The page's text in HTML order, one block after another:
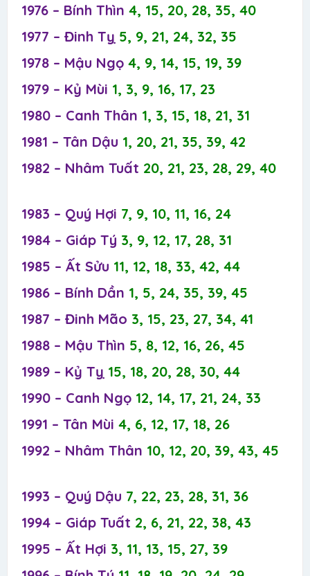
1976 – Bính Thìn 4, 15, 20, 28, 35, 40
1977 – Đinh Tỵ 5, 9, 21, 24, 32, 35
1978 – Mậu Ngọ 4, 9, 14, 15, 19, 39
1979 – Kỷ Mùi 1, 3, 9, 16, 17, 23
1980 – Canh Thân 1, 3, 15, 18, 21, 31
1981 – Tân Dậu 1, 20, 21, 35, 39, 42
1982 – Nhâm Tuất 20, 21, 23, 28, 29, 40
1983 – Quý Hợi 7, 9, 10, 11, 16, 24
1984 – Giáp Tý 3, 9, 12, 17, 28, 31
1985 – Ất Sửu 11, 12, 18, 33, 42, 44
1986 – Bính Dần 1, 5, 24, 35, 39, 45
1987 – Đinh Mão 3, 15, 23, 27, 34, 41
1988 – Mậu Thìn 5, 8, 12, 16, 26, 45
1989 – Kỷ Tỵ 15, 18, 20, 28, 30, 44
1990 – Canh Ngọ 12, 14, 17, 21, 24, 33
1991 – Tân Mùi 4, 6, 12, 17, 18, 26
1992 – Nhâm Thân 10, 12, 20, 39, 43, 45
1993 – Quý Dậu 7, 22, 23, 28, 31, 36
1994 – Giáp Tuất 2, 6, 21, 22, 38, 43
1995 – Ất Hợi 3, 11, 13, 15, 27, 39